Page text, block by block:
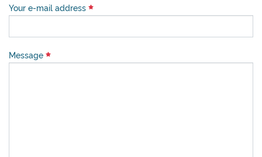
Your e-mail address
Message